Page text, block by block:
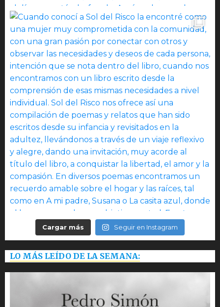
Cargar más Seguir en Instagram
LO MÁS LEÍDO DE LA SEMANA: